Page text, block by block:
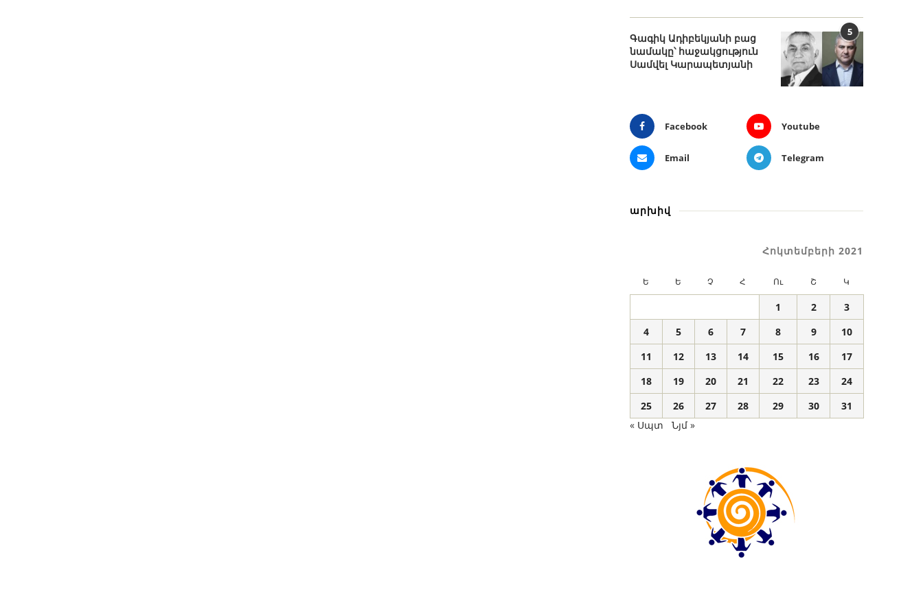
5
Գագիկ Ադիբեկյանի բաց
նամակը՝ հաջակցություն
Սամվել Կարապետյանի
Facebook Youtube
Email Telegram
արխիվ
Հոկտեմբերի 2021
Ե Ե Չ Հ Ու Շ Կ
1 2
3
4
5 6 7 8 9
10
11
12 13 14 15 16
17
18
19 20 21 22 23
24
25
26 27 28 29 30
31
« Սպտ
Նյմ »